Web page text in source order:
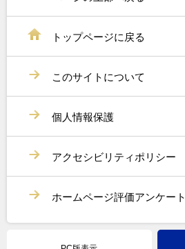
トップページに戻る
このサイトについて
個人情報保護
アクセシビリティポリシー
ホームページ評価アンケート